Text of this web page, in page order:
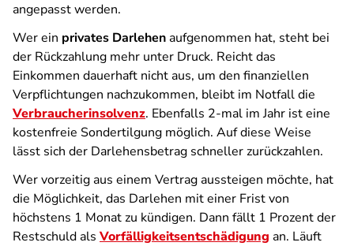
angepasst werden.
Wer ein privates Darlehenaufgenommen hat, steht bei
der Rückzahlung mehr unter Druck. Reicht das
Einkommen dauerhaft nicht aus, um den finanziellen
Verpflichtungen nachzukommen, bleibt im Notfall die
Verbraucherinsolvenz. Ebenfalls 2-mal im Jahr ist eine
kostenfreie Sondertilgung möglich. Auf diese Weise
lässt sich der Darlehensbetrag schneller zurückzahlen.
Wer vorzeitig aus einem Vertrag aussteigen möchte, hat
die Möglichkeit, das Darlehen mit einer Frist von
höchstens 1 Monat zu kündigen. Dann fällt 1 Prozent der
Restschuld als Vorfälligkeitsentschädigung an. Läuft